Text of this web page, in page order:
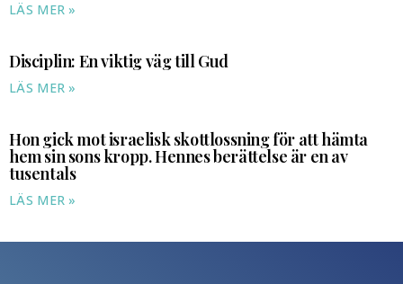
LÄS MER »
Disciplin: En viktig väg till Gud
LÄS MER »
Hon gick mot israelisk skottlossning för att hämta
hem sin sons kropp. Hennes berättelse är en av
tusentals
LÄS MER »